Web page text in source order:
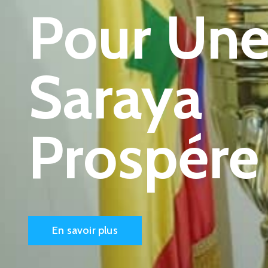
Pour
Saraya
Prospére
En savoir plus